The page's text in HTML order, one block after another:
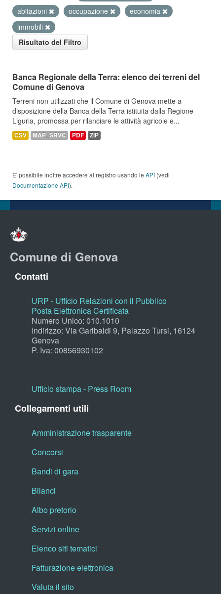
abitazioni
occupazione
economia
immobili
Risultato del Filtro
Banca Regionale della Terra: elenco dei terreni del
Comune di Genova
Terreni non utilizzati che il Comune di Genova mette a
disposizione della Banca della Terra istituita dalla Regione
Liguria, promossa per rilanciare le attività agricole e...
CSV MAP_SRVC PDF ZIP
E' possibile inoltre accedere al registro usando le API (vedi
Documentazione API).
Comune di Genova
Contatti
URP - Ufficio Relazioni con il Pubblico
Posta Elettronica Certificata
Numero Unico: 010.1010
Indirizzo: Via Garibaldi 9, Palazzo Tursi, 16124
Genova
P. Iva: 00856930102
Ufficio stampa - Press Room
Collegamenti utili
Amministrazione trasparente
Concorsi
Bandi di gara
Bilanci
Albo pretorio
Servizi online
Elenco siti tematici
Fatturazione elettronica
Valuta il sito